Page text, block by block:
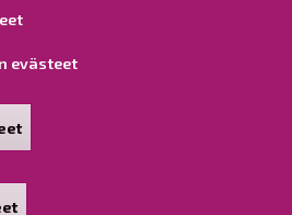
evästeet
Sivukartta